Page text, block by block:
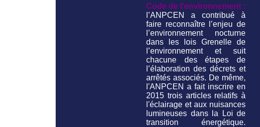
Code de l'environnement :
l’ANPCEN a contribué à
faire reconnaître l’enjeu de
l’environnement nocturne
dans les lois Grenelle de
l’environnement et suit
chacune des étapes de
l’élaboration des décrets et
arrêtés associés. De même,
l'ANPCEN a fait inscrire en
2015 trois articles relatifs à
l'éclairage et aux nuisances
lumineuses dans la Loi de
transition énergétique.